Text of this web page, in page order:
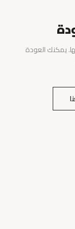
يمكنك العودة